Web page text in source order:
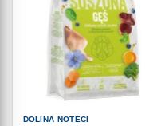
DOLINA NOTECI